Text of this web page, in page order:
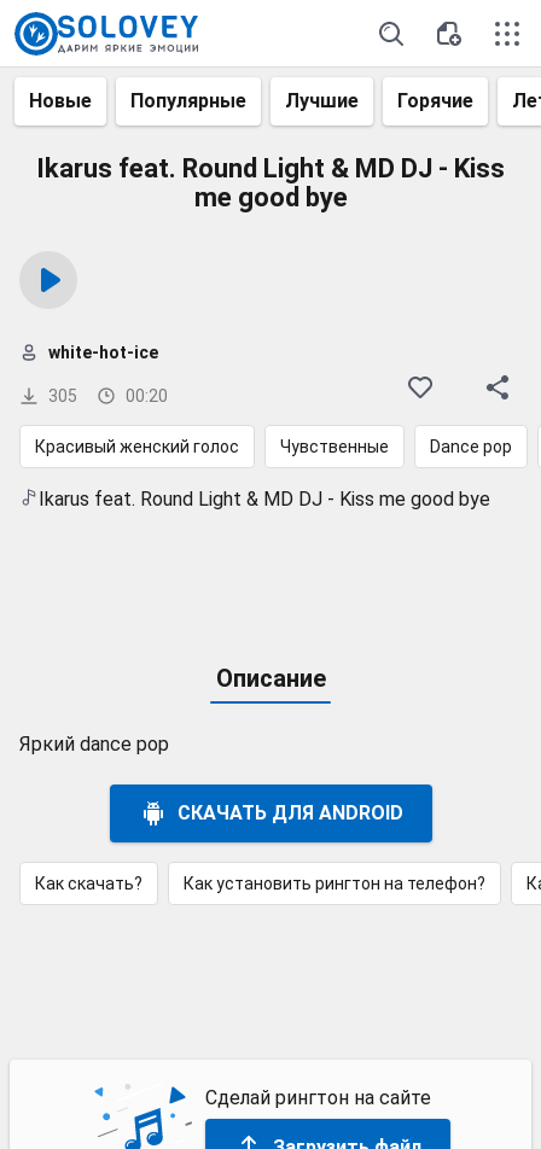
Новые Популярные Лучшие Горячие
Ikarus feat. Round Light & MD DJ - Kiss
me good bye
305 00:20
white-hot-ice
Красивый женский голос Чувственные Dance pop
Ikarus feat. Round Light & MD DJ - Kiss me good bye
Описание
Яркий dance pop
СКАЧАТЬ ДЛЯ ANDROID
Как скачать? Как установить рингтон на телефон?
Сделай рингтон на сайте